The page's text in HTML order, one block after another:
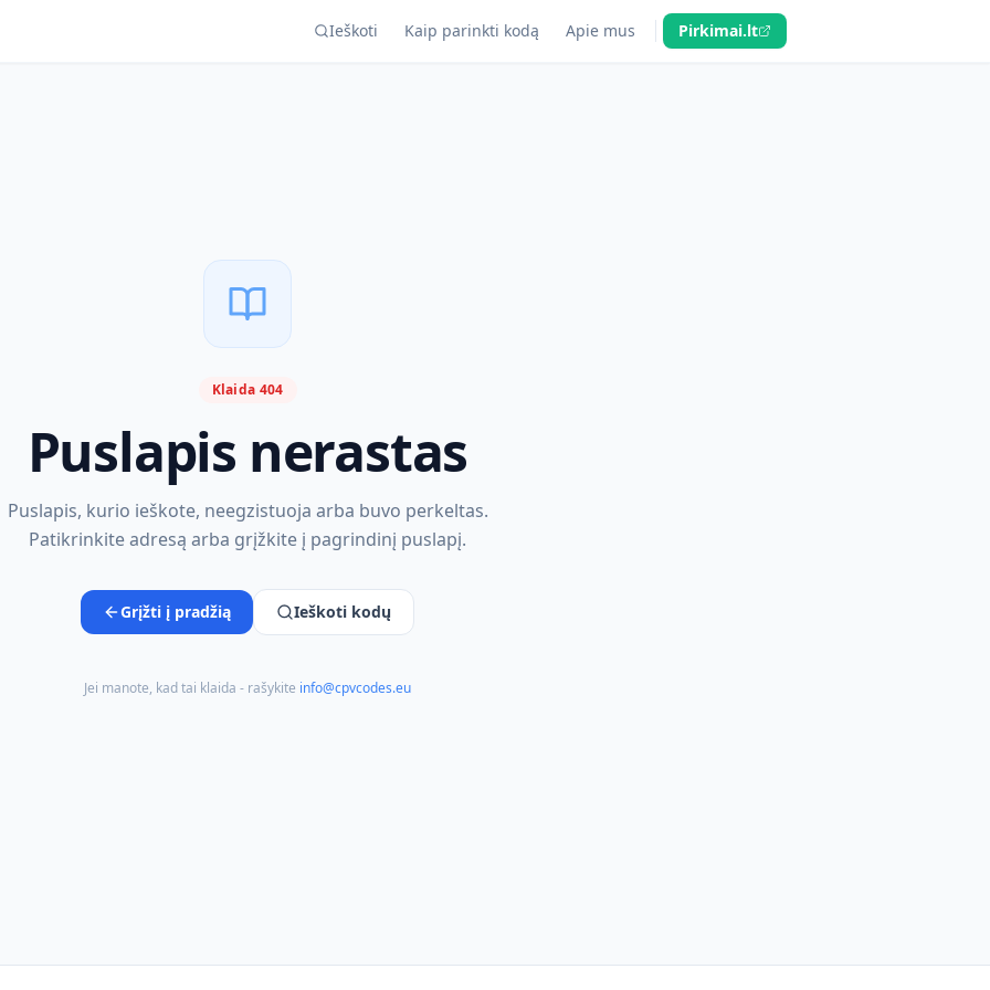
Ieškoti Kaip parinkti kodą Apie mus Pirkimai.lt
Klaida 404
Puslapis nerastas
Puslapis, kurio ieškote, neegzistuoja arba buvo perkeltas.
Patikrinkite adresą arba grįžkite į pagrindinį puslapį.
Grįžti į pradžią Ieškoti kodų
Jei manote, kad tai klaida - rašykite info@cpvcodes.eu